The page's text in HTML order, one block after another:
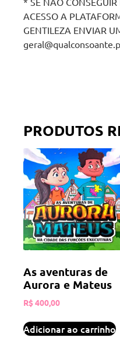
ACESSO A
GENTILEZA ENVIAR
PRODUTOS
As aventuras de
Aurora e Mateus
R$400,00
Adicionar ao carrinho